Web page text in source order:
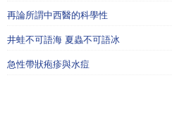
再論所謂中西醫的科學性
井蛙不可語海 夏蟲不可語冰
急性帶狀疱疹與水痘